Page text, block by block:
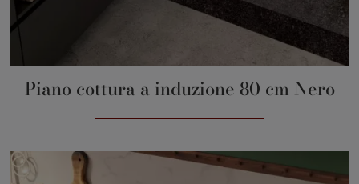
Piano cottura a induzione 80 cm Nero